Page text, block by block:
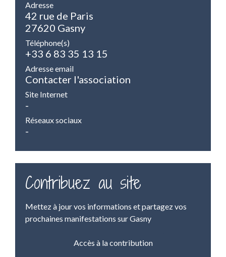
Adresse
42 rue de Paris
27620 Gasny
Téléphone(s)
+33 6 83 35 13 15
Adresse email
Contacter l'association
Site Internet
-
Réseaux sociaux
-
Contribuez au site
Mettez à jour vos informations et partagez vos
prochaines manifestations sur Gasny
Accès à la contribution